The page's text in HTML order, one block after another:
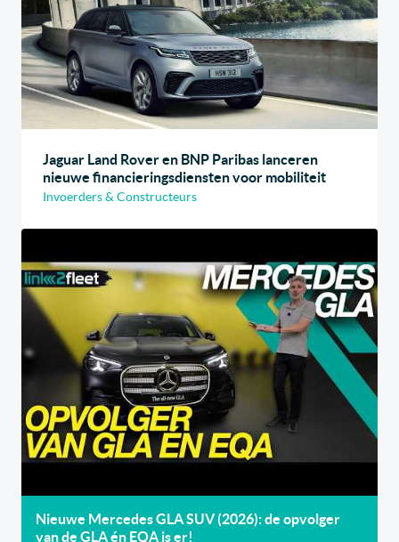
Jaguar Land Rover en BNP Paribas lanceren
nieuwe financieringsdiensten voor mobiliteit
Invoerders & Constructeurs
Nieuwe Mercedes GLA SUV (2026): de opvolger
van de GLA én EQA is er!